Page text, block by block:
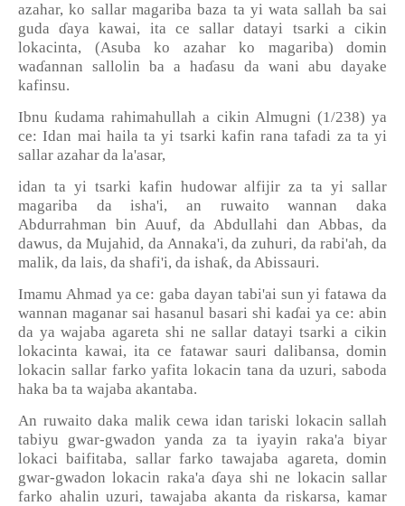
azahar, ko sallar magariba baza ta yi wata sallah ba sai
gudaɗaya kawai, ita ce sallar datayi tsarki a cikin
lokacinta, (Asuba ko azahar ko magariba) domin
waɗannan sallolin ba a haɗasu da wani abu dayake
kafinsu.
Ibnuƙudama rahimahullah a cikin Almugni (1/238) ya
ce: Idan mai haila ta yi tsarki kafin rana tafadi za ta yi
sallar azahar da la'asar,
idan ta yi tsarki kafin hudowar alfijir za ta yi sallar
magariba da isha'i, an ruwaito wannan daka
Abdurrahman bin Auuf, da Abdullahi dan Abbas, da
dawus, da Mujahid, da Annaka'i, da zuhuri, da rabi'ah, da
malik, da lais, da shafi'i, da ishaƙ, da Abissauri.
Imamu Ahmad ya ce: gaba dayan tabi'ai sun yi fatawa da
wannan maganar sai hasanul basari shi kaɗai ya ce: abin
da ya wajaba agareta shi ne sallar datayi tsarki a cikin
lokacinta kawai, ita ce fatawar sauri dalibansa, domin
lokacin sallar farko yafita lokacin tana da uzuri, saboda
haka ba ta wajaba akantaba.
An ruwaito daka malik cewa idan tariski lokacin sallah
tabiyu gwar-gwadon yanda za ta iyayin raka'a biyar
lokaci baifitaba, sallar farko tawajaba agareta, domin
gwar-gwadon lokacin raka'aɗaya shi ne lokacin sallar
farko ahalin uzuri, tawajaba akanta da riskarsa, kamar